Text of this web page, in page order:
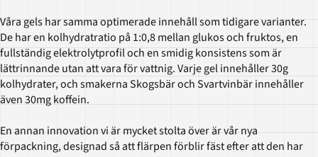
Våra gels har samma optimerade innehåll som tidigare varianter.
De har en kolhydratratio på 1:0,8 mellan glukos och fruktos, en
fullständig elektrolytprofil och en smidig konsistens som är
lättrinnande utan att vara för vattnig. Varje gel innehåller 30g
kolhydrater, och smakerna Skogsbär och Svartvinbär innehåller
även 30mg koffein.
En annan innovation vi är mycket stolta över är vår nya
förpackning, designad så att flärpen förblir fäst efter att den har